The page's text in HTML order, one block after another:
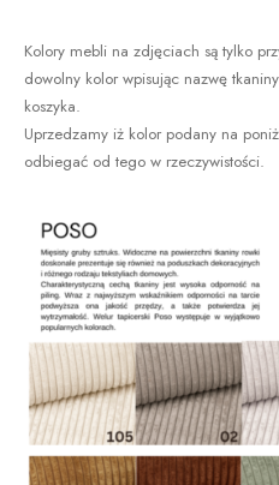
Kolory mebli na zdjęciach są tylko
dowolny kolor wpisując nazwę
koszyka.
Uprzedzamy iż kolor podany na
odbiegać od tego w rzeczywistości.